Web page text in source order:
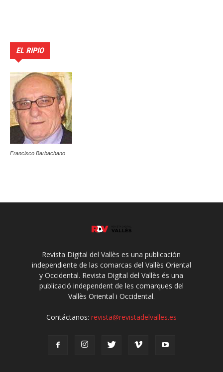
EL RIPIO
Francisco Barbachano
Revista Digital del Vallès es una publicación
independiente de las comarcas del Vallès Oriental
y Occidental. Revista Digital del Vallès és una
publicació independent de les comarques del
Vallès Oriental i Occidental.
Contáctanos: revista@revistadelvalles.es